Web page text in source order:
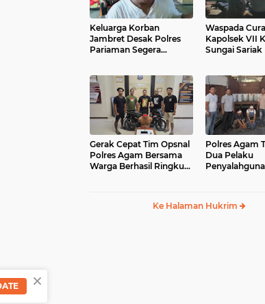
Keluarga Korban
Jambret Desak Polres
Pariaman Segera
Waspada
Kapolsek VII
Sungai
Gerak Cepat Tim Opsnal
Polres Agam Bersama
Warga Berhasil Ringkus
Polres Agam
Dua Pelaku
Ke Halaman Hukrim
×